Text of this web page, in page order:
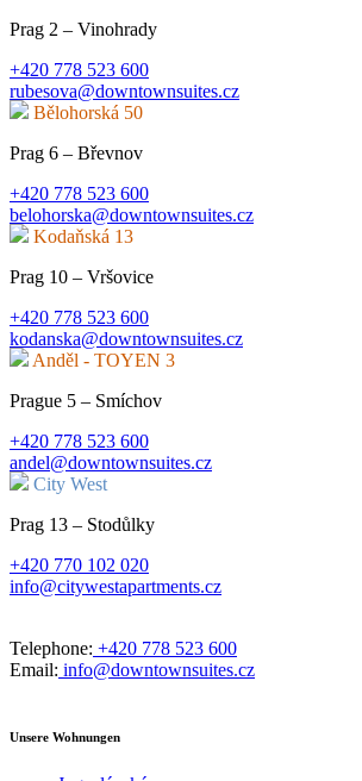
Prag 2 – Vinohrady
+420 778 523 600
rubesova@downtownsuites.cz
Bělohorská 50
Prag 6 – Břevnov
+420 778 523 600
belohorska@downtownsuites.cz
Kodaňská 13
Prag 10 – Vršovice
+420 778 523 600
kodanska@downtownsuites.cz
Anděl - TOYEN 3
Prague 5 – Smíchov
+420 778 523 600
andel@downtownsuites.cz
City West
Prag 13 – Stodůlky
+420 770 102 020
info@citywestapartments.cz
Telephone: +420 778 523 600
Email: info@downtownsuites.cz
Unsere Wohnungen